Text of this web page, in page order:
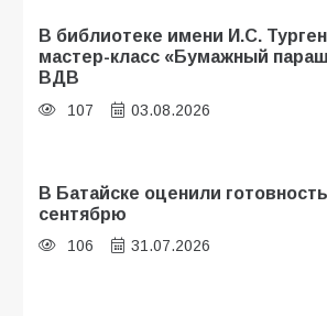
В библиотеке имени И.С.
мастер-класс «Бумажный
ВДВ
107 03.08.2026
В Батайске оценили
сентябрю
106 31.07.2026